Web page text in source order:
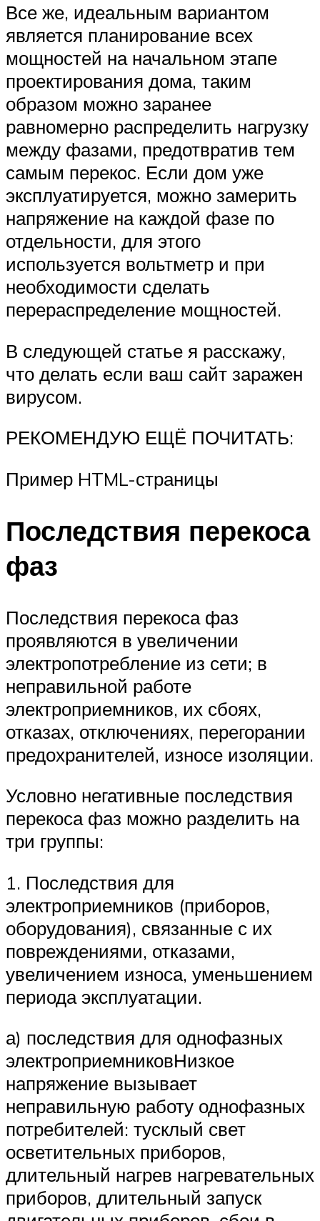
Все же, идеальным вариантом
является планирование всех
мощностей на начальном этапе
проектирования дома, таким
образом можно заранее
равномерно распределить нагрузку
между фазами, предотвратив тем
самым перекос. Если дом уже
эксплуатируется, можно замерить
напряжение на каждой фазе по
отдельности, для этого
используется вольтметр и при
необходимости сделать
перераспределение мощностей.
В следующей статье я расскажу,
что делать если ваш сайт заражен
вирусом.
РЕКОМЕНДУЮ ЕЩЁ ПОЧИТАТЬ:
Пример HTML-страницы
Последствия перекоса
фаз
Последствия перекоса фаз
проявляются в увеличении
электропотребление из сети; в
неправильной работе
электроприемников, их сбоях,
отказах, отключениях, перегорании
предохранителей, износе изоляции.
Условно негативные последствия
перекоса фаз можно разделить на
три группы:
1. Последствия для
электроприемников (приборов,
оборудования), связанные с их
повреждениями, отказами,
увеличением износа, уменьшением
периода эксплуатации.
а) последствия для однофазных
электроприемниковНизкое
напряжение вызывает
неправильную работу однофазных
потребителей: тусклый свет
осветительных приборов,
длительный нагрев нагревательных
приборов, длительный запуск